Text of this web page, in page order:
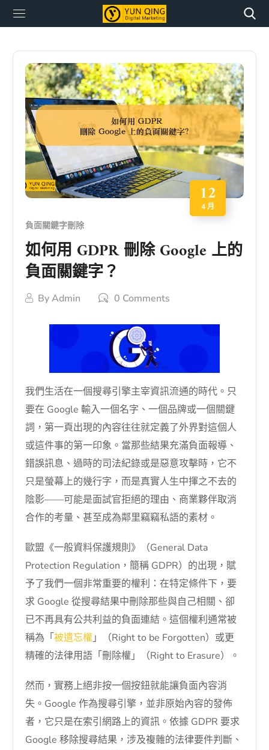
12
4 月
負面關鍵字刪除
如何用 GDPR 刪除 Google 上的
負面關鍵字？
ByAdmin 0 Comments
我們生活在一個搜尋引擎主宰資訊流通的時代。只
要在 Google 輸入一個名字、一個品牌或一個關鍵
詞，第一頁出現的內容往往就定義了外界對這個人
或這件事的第一印象。當那些結果充滿負面報導、
錯誤訊息、過時的司法紀錄或是惡意攻擊時，它不
只是螢幕上的幾行字，而是真實人生中揮之不去的
陰影——可能是面試官拒絕的理由、商業夥伴取消
合作的考量、甚至成為鄰里竊竊私語的素材。
歐盟《一般資料保護規則》（General Data
Protection Regulation，簡稱 GDPR）的出現，賦
予了我們一個非常重要的權利：在特定條件下，要
求 Google 從搜尋結果中刪除那些與自己相關、卻
已不再具有公共利益的負面連結。這個權利通常被
稱為「被遺忘權」（Right to be Forgotten）或更
精確的法律用語「刪除權」（Right to Erasure）。
然而，實務上絕非按一個按鈕就能讓負面內容消
失。Google 作為搜尋引擎，並非原始內容的發佈
者，它只是在索引網路上的資訊。依據 GDPR 要求
Google 移除搜尋結果，涉及複雜的法律要件判斷、